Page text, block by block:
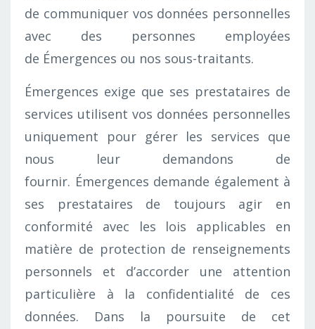
de communiquer vos données personnelles
avec des personnes employées
de Émergences ou nos sous-traitants.
Émergences exige que ses prestataires de
services utilisent vos données personnelles
uniquement pour gérer les services que
nous leur demandons de
fournir. Émergences demande également à
ses prestataires de toujours agir en
conformité avec les lois applicables en
matière de protection de renseignements
personnels et d’accorder une attention
particulière à la confidentialité de ces
données. Dans la poursuite de cet